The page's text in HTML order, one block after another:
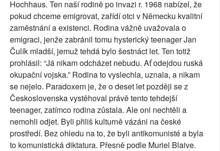
Hochhaus. Ten naší rodině po invazi r. 1968 nabízel, že
pokud chceme emigrovat, zařídí otci v Německu kvalitní
zaměstnání a existenci. Rodina vážně uvažovala o
emigraci, jenže zabránil tomu hysterický teenager Jan
Čulík mladší, jemuž tehdá bylo šestnáct let. Ten totiž
prohlásil: “Já nikam odcházet nebudu. Ať odejdou ruská
okupační vojska.” Rodina to vyslechla, uznala, a nikam
se nejelo. Paradoxem je, že o deset let později se z
Československa vystěhoval právě tento tehdejší
teenager, zatímco rodina zůstala. Ale oni nechtěli a
nemohli odjet. Byli přiliš kulturně vázáni na české
prostředí. Bez ohledu na to, že byli antikomunisté a byla
to komunistická diktatura. Přesně podle Muriel Blaive.